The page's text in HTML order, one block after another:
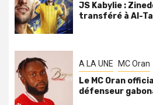
JS Kabylie :
transféré à Al-
A LA UNE MC Oran
Le MC Oran
défenseur